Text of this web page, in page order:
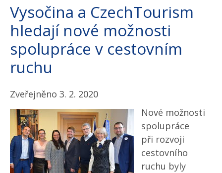
Vysočina a CzechTourism
hledají nové možnosti
spolupráce v cestovním
ruchu
Zveřejněno 3. 2. 2020
Nové možnosti
spolupráce
při rozvoji
cestovního
ruchu byly